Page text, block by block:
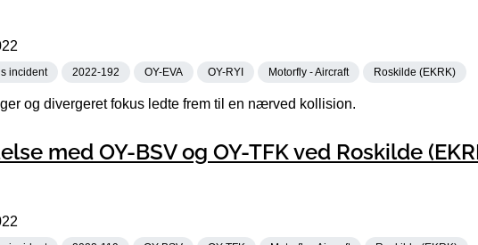
incident 2022-192 OY-EVA OY-RYI Motorfly - Aircraft Roskilde (EKRK)
og divergeret fokus ledte frem til en nærved kollision.
med OY-BSV og OY-TFK ved Roskilde